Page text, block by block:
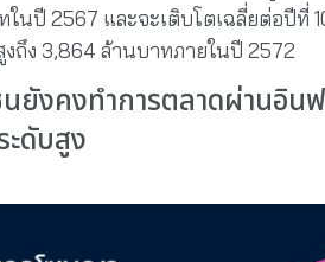
ในปี 2567 และจะเติบโตเฉลี่ยต่อปีที่
ถึง 3,864 ล้านบาทภายในปี 2572
ยังคงทำการตลาดผ่านอินฟ
ะดับสูง